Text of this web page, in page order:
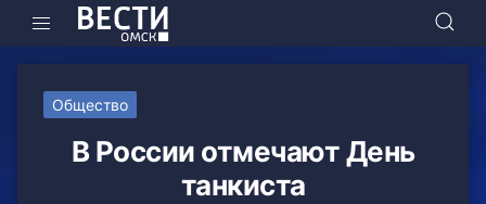
Общество
В России отмечают День
танкиста